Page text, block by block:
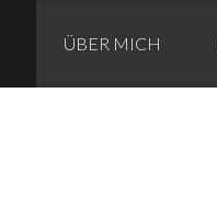
ÜBER MICH